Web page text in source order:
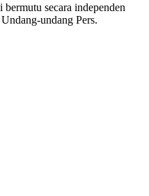
secara independen
undang Pers.